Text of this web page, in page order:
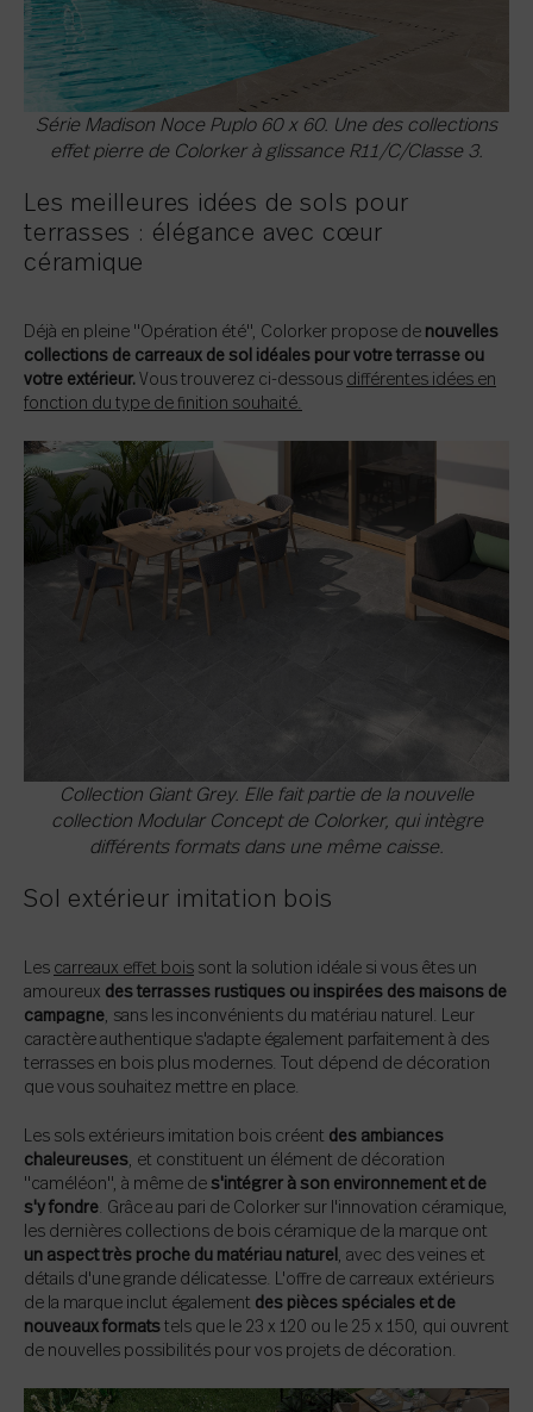
Série Madison Noce Puplo 60 x 60. Une des collections
effet pierre de Colorker à glissance R11/C/Classe 3.
Les meilleures idées de sols pour
terrasses : élégance avec cœur
céramique
Déjà en pleine "Opération été", Colorker propose de nouvelles
collections de carreaux de sol idéales pour votre terrasse ou
votre extérieur. Vous trouverez ci-dessous différentes idées en
fonction du type de finition souhaité.
Collection Giant Grey. Elle fait partie de la nouvelle
collection Modular Concept de Colorker, qui intègre
différents formats dans une même caisse.
Sol extérieur imitation bois
Les carreaux effet bois sont la solution idéale si vous êtes un
amoureux des terrasses rustiques ou inspirées des maisons de
campagne, sans les inconvénients du matériau naturel. Leur
caractère authentique s'adapte également parfaitement à des
terrasses en bois plus modernes. Tout dépend de décoration
que vous souhaitez mettre en place.
Les sols extérieurs imitation bois créent des ambiances
chaleureuses, et constituent un élément de décoration
"caméléon", à même de s'intégrer à son environnement et de
s'y fondre. Grâce au pari de Colorker sur l'innovation céramique,
les dernières collections de bois céramique de la marque ont
un aspect très proche du matériau naturel , avec des veines et
détails d'une grande délicatesse. L'offre de carreaux extérieurs
de la marque inclut également des pièces spéciales et de
nouveaux formats tels que le 23 x 120 ou le 25 x 150, qui ouvrent
de nouvelles possibilités pour vos projets de décoration.